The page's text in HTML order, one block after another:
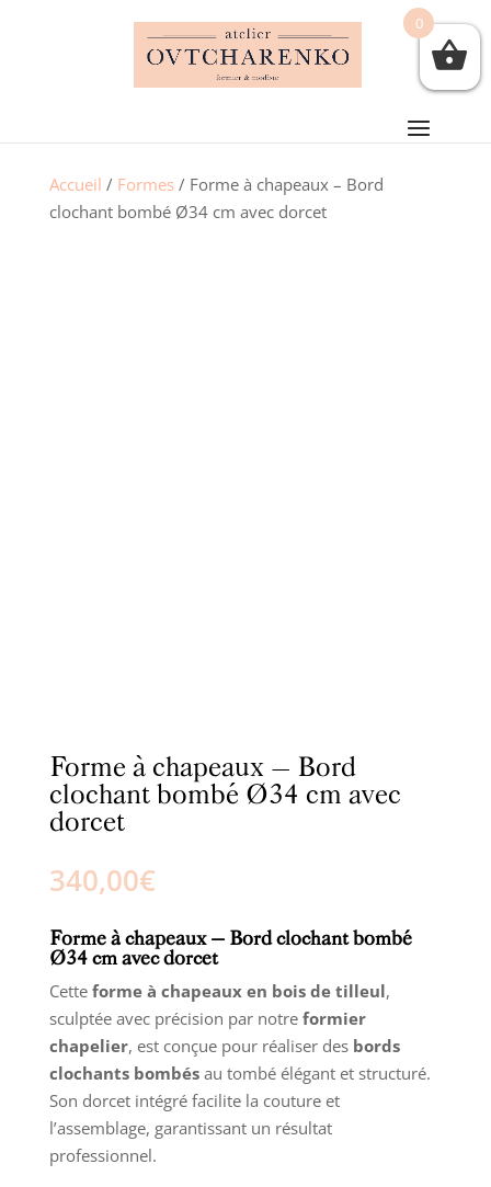
Accueil / Formes/ Forme à chapeaux – Bord
clochant bombé Ø34 cm avec dorcet
Forme à chapeaux – Bord
clochant bombé Ø34 cm avec
dorcet
340,00€
Forme à chapeaux – Bord clochant bombé
Ø34 cm avec dorcet
Cette forme à chapeaux en bois de tilleul,
sculptée avec précision par notre formier
chapelier, est conçue pour réaliser des bords
clochants bombésau tombé élégant et structuré.
Son dorcet intégré facilite la couture et
l’assemblage, garantissant un résultat
professionnel.
0